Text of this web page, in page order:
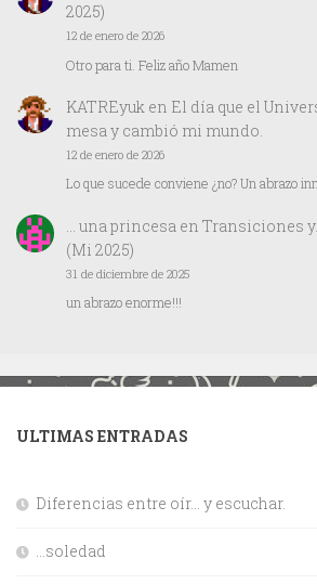
2025)
12 de enero de 2026
Otro para ti. Feliz año Mamen
KATREyuken El día que el
mesa y cambió mi mundo.
12 de enero de 2026
Lo que sucede conviene ¿no? Un abrazo
… una princesa en Transiciones
(Mi 2025)
31 de diciembre de 2025
un abrazo enorme!!!
ULTIMAS ENTRADAS
Diferencias entre oír… y escuchar.
…soledad